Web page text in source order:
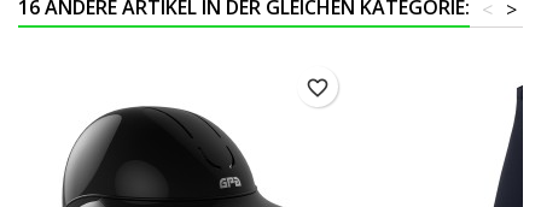
16 ANDERE ARTIKEL IN DER GLEICHEN KATEGORIE: >
<
favorite_border